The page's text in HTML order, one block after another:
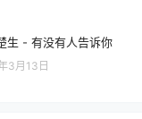
生 - 有没有人告诉你
3月13日